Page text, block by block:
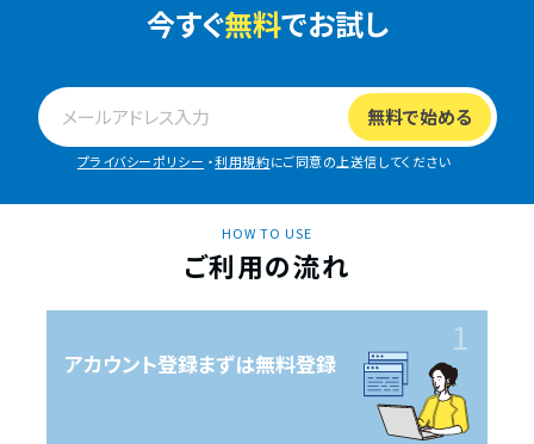
今すぐ無料でお試し
プライバシーポリシー ・利用規約にご同意の上送信してください
HOW TO USE
ご利用の流れ
アカウント登録まずは無料登録